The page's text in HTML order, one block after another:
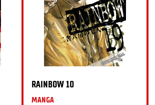
RAINBOW 10
MANGA